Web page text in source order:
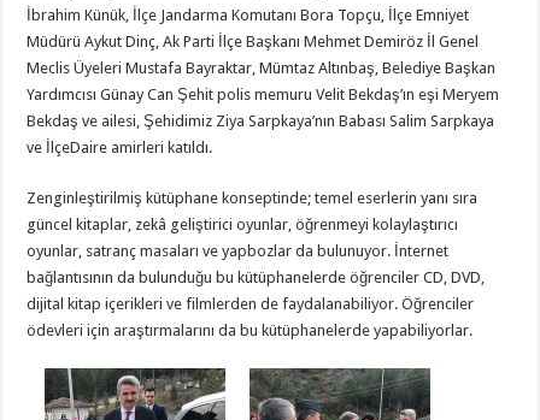
İbrahim Künük, İlçe Jandarma Komutanı Bora Topçu, İlçe Emniyet
Müdürü Aykut Dinç, Ak Parti İlçe Başkanı Mehmet Demiröz İl Genel
Meclis Üyeleri Mustafa Bayraktar, Mümtaz Altınbaş, Belediye Başkan
Yardımcısı Günay Can Şehit polis memuru Velit Bekdaş’ın eşi Meryem
Bekdaş ve ailesi, Şehidimiz Ziya Sarpkaya’nın Babası Salim Sarpkaya
ve İlçeDaire amirleri katıldı.
Zenginleştirilmiş kütüphane konseptinde; temel eserlerin yanı sıra
güncel kitaplar, zekâ geliştirici oyunlar, öğrenmeyi kolaylaştırıcı
oyunlar, satranç masaları ve yapbozlar da bulunuyor. İnternet
bağlantısının da bulunduğu bu kütüphanelerde öğrenciler CD, DVD,
dijital kitap içerikleri ve filmlerden de faydalanabiliyor. Öğrenciler
ödevleri için araştırmalarını da bu kütüphanelerde yapabiliyorlar.